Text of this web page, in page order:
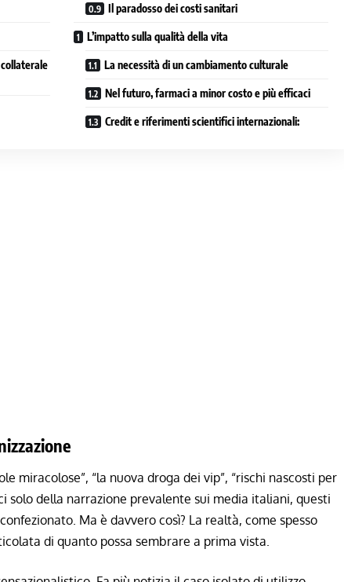
Il paradosso dei costi sanitari
L’impatto sulla qualità della vita
La necessità di un cambiamento culturale
Nel futuro, farmaci a minor costo e più efficaci
Credit e riferimenti scientifici internazionali:
miracolose”, “la nuova droga dei vip”, “rischi nascosti per
solo della narrazione prevalente sui media italiani, questi
Ma è davvero così? La realtà, come spesso
di quanto possa sembrare a prima vista.